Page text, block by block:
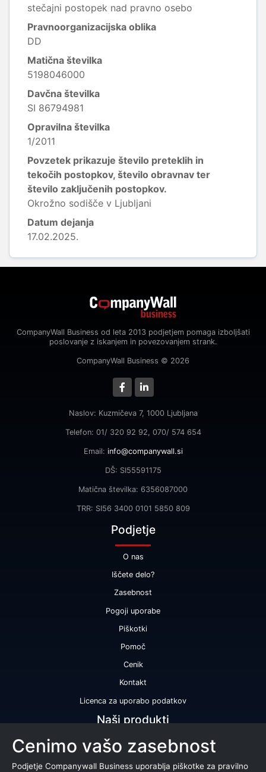
stečajni postopek nad pravno osebo
Pravnoorganizacijska oblika
DD
Matična številka
5198046000
Davčna številka
SI 86794981
Opravilna številka
1/2011
Povzetek prikazuje število preteklih in
tekočih postopkov, število obravnav ter
število zaključenih postopkov.
Okrožno sodišče v Ljubljani
Datum dejanja
17.02.2025.
CompanyWall Business od leta 2013 podjetjem pomaga izboljšati
poslovanje z iskanjem in povezovanjem strank.
CompanyWall Business © 2026
Naslov: Kuzmičeva 7, 1000 Ljubljana
Telefon: 01/ 320 92 92, 070/ 574 654
Email: info@companywall.si
DŠ: SI55591175
Matična številka: 6356087000
TRR: SI56 3400 0101 5850 809
Podjetje
O nas
Iščete delo?
Zasebnost
Pogoji uporabe
Piškotki
Pomoč
Cenik
Kontakt
Licenca za uporabo podatkov
Naši produkti
Bonitetna ocena
Bonitetno poročilo
Cenimo vašo zasebnost
Podjetje Companywall Business uporablja piškotke za pravilno